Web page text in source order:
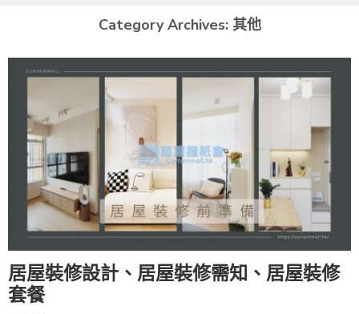
Category Archives: 其他
居屋裝修設計、居屋裝修需知、居屋裝修
套餐